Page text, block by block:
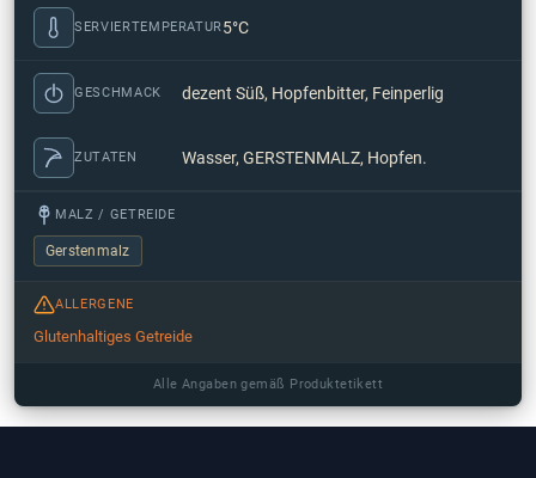
SERVIERTEMPERATUR5°C
GESCHMACK dezent Süß, Hopfenbitter, Feinperlig
ZUTATEN Wasser, GERSTENMALZ, Hopfen.
MALZ / GETREIDE
Gerstenmalz
ALLERGENE
Glutenhaltiges Getreide
Alle Angaben gemäß Produktetikett